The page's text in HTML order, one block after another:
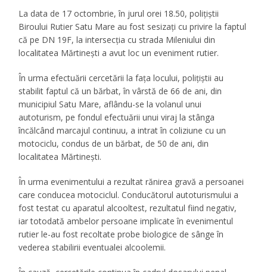
La data de 17 octombrie, în jurul orei 18.50, polițiștii
Biroului Rutier Satu Mare au fost sesizați cu privire la faptul
că pe DN 19F, la intersecția cu strada Mileniului din
localitatea Mărtinești a avut loc un eveniment rutier.
În urma efectuării cercetării la fața locului, polițiștii au
stabilit faptul că un bărbat, în vârstă de 66 de ani, din
municipiul Satu Mare, aflându-se la volanul unui
autoturism, pe fondul efectuării unui viraj la stânga
încălcând marcajul continuu, a intrat în coliziune cu un
motociclu, condus de un bărbat, de 50 de ani, din
localitatea Mărtinești.
În urma evenimentului a rezultat rănirea gravă a persoanei
care conducea motociclul. Conducătorul autoturismului a
fost testat cu aparatul alcooltest, rezultatul fiind negativ,
iar totodată ambelor persoane implicate în evenimentul
rutier le-au fost recoltate probe biologice de sânge în
vederea stabilirii eventualei alcoolemii.